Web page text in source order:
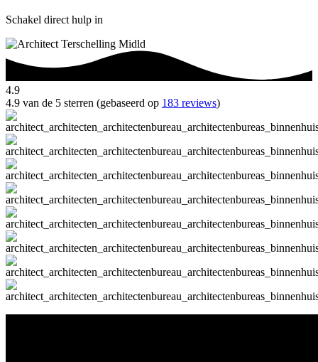
Schakel direct hulp in
4.9
4.9 van de 5 sterren (gebaseerd op 183 reviews)